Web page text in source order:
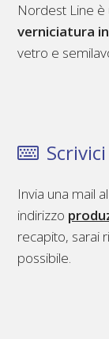
Nordest Line è
verniciatura
vetro e
Scrivici
Invia una mail
indirizzo
recapito, sarai
possibile.